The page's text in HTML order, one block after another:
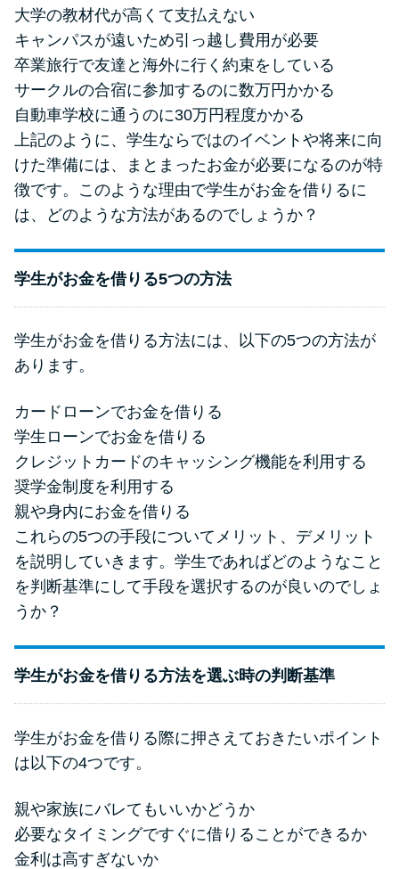
プロミスの返済方法を徹底解
説！ もっとも便利でお得な返済
方法はどれ？
年収が低い＆他社借入があると
落ちる？バンクイックの口コミ
を分析
せ方法
大学の教材代が高くて支払えない
キャンパスが遠いため引っ越し費用が必要
卒業旅行で友達と海外に行く約束をしている
サークルの合宿に参加するのに数万円かかる
自動車学校に通うのに30万円程度かかる
上記のように、学生ならではのイベントや将来に向
けた準備には、まとまったお金が必要になるのが特
徴です。このような理由で学生がお金を借りるに
は、どのような方法があるのでしょうか？
学生がお金を借りる5つの方法
学生がお金を借りる方法には、以下の5つの方法が
あります。
カードローンでお金を借りる
学生ローンでお金を借りる
クレジットカードのキャッシング機能を利用する
奨学金制度を利用する
親や身内にお金を借りる
これらの5つの手段についてメリット、デメリット
を説明していきます。学生であればどのようなこと
を判断基準にして手段を選択するのが良いのでしょ
うか？
学生がお金を借りる方法を選ぶ時の判断基準
学生がお金を借りる際に押さえておきたいポイント
は以下の4つです。
親や家族にバレてもいいかどうか
必要なタイミングですぐに借りることができるか
金利は高すぎないか